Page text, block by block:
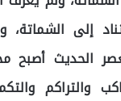
إلى
الحديث
والتراكم